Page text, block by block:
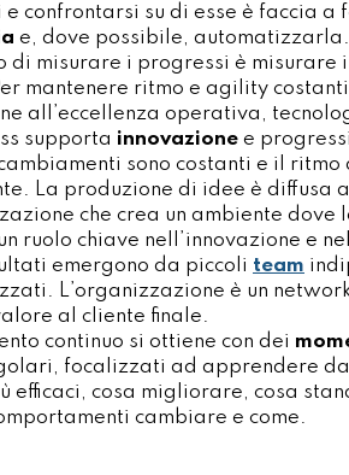
e confrontarsi su di esse è faccia a
e, dove possibile, automatizzarla.
di misurare i progressi è misurare
mantenere ritmo e agility
all’eccellenza operativa,
supporta innovazione e
sono costanti e il
La produzione di idee è diffusa
che crea un ambiente dove
ruolo chiave nell’innovazione e
emergono da piccoli team
L’organizzazione è un
al cliente finale.
continuo si ottiene con dei
focalizzati ad apprendere
efficaci, cosa migliorare, cosa
cambiare e come.